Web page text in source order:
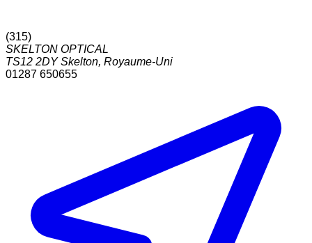
(315)
SKELTON OPTICAL
TS12 2DY Skelton, Royaume-Uni
01287 650655